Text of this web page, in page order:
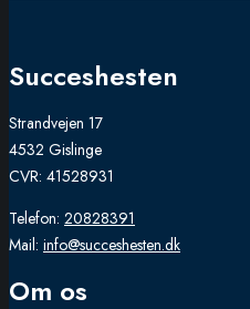
Succeshesten
Strandvejen 17
4532 Gislinge
CVR: 41528931
Telefon: 20828391
Mail: info@succeshesten.dk
Om os